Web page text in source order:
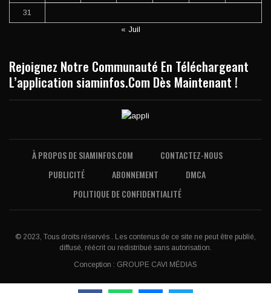
31
« Juil
Rejoignez Notre Communauté En Téléchargeant
L’application siaminfos.Com Dès Maintenant !
À PROPOS DE SIAMINFOS.COM
CONTACTEZ-NOUS
PUBLICITÉ
ABONNEMENT
DMCA
POLITIQUE DE CONFIDENTIALITÉ
© 2023, Tous droits réservés . Les contenus de ce site ne peut être publié,
diffusé, réécrit ou redistribué sans autorisation.
Conception : GROUPE CAVI MÉDIAS